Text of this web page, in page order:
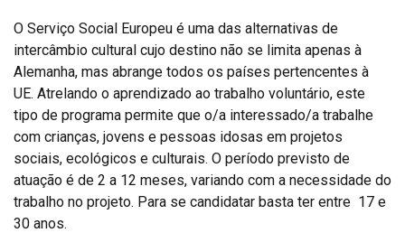
O Serviço Social Europeu é uma das alternativas de
intercâmbio cultural cujo destino não se limita apenas à
Alemanha, mas abrange todos os países pertencentes à
UE. Atrelando o aprendizado ao trabalho voluntário, este
tipo de programa permite que o/a interessado/a trabalhe
com crianças, jovens e pessoas idosas em projetos
sociais, ecológicos e culturais. O período previsto de
atuação é de 2 a 12 meses, variando com a necessidade do
trabalho no projeto. Para se candidatar basta ter entre 17 e
30 anos.